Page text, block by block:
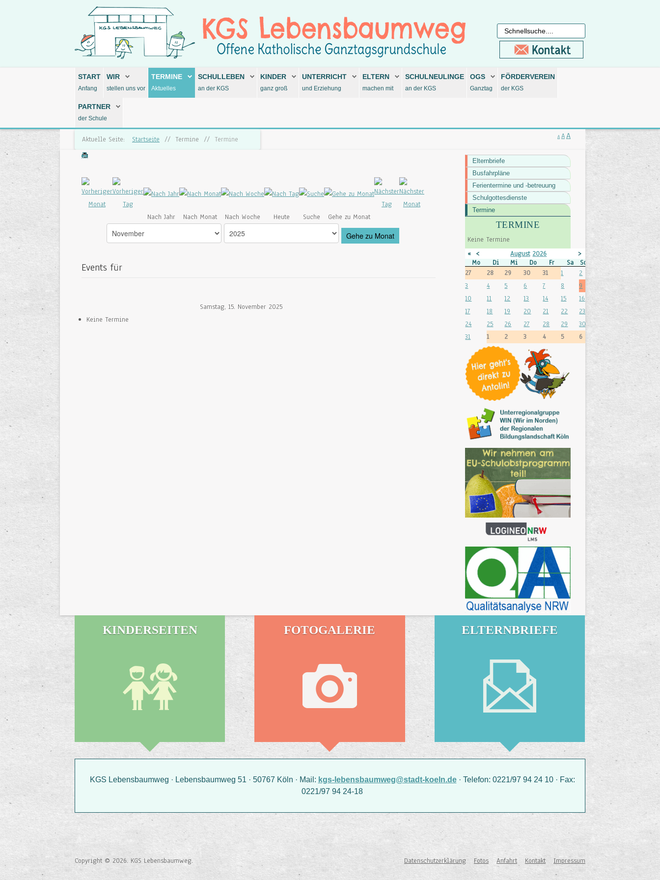
START
Anfang
WIR
stellen uns vor
TERMINE
Aktuelles
SCHULLEBEN
an der KGS
KINDER
ganz groß
UNTERRICHT
und Erziehung
ELTERN
machen mit
SCHULNEULINGE
an der KGS
OGS
Ganztag
FÖRDERVEREIN
der KGS
PARTNER
der Schule
Aktuelle Seite: Startseite // Termine // Termine A AA
Nach Jahr Nach Monat Nach Woche Heute Suche Gehe zu Monat
Gehe zu Monat
Events für
Samstag, 15. November 2025
Keine Termine
Elternbriefe
Busfahrpläne
Ferientermine und -betreuung
Schulgottesdienste
Termine
TERMINE
Keine Termine
« < August 2026 >
Mo
Di Mi Do Fr Sa
So
27
28 29 30 31 1
2
3
4 5 6 7 8
9
10
11 12 13 14 15
16
17
18 19 20 21 22
23
24
25 26 27 28 29
30
31
1 2 3 4 5 6
KINDERSEITEN FOTOGALERIE ELTERNBRIEFE
KGS Lebensbaumweg · Lebensbaumweg 51 · 50767 Köln · Mail: kgs-lebensbaumweg@stadt-koeln.de· Telefon: 0221/97 94 24 10 · Fax:
0221/97 94 24-18
Copyright © 2026. KGS Lebensbaumweg. Impressum
Kontakt
Anfahrt
Fotos
Datenschutzerklärung